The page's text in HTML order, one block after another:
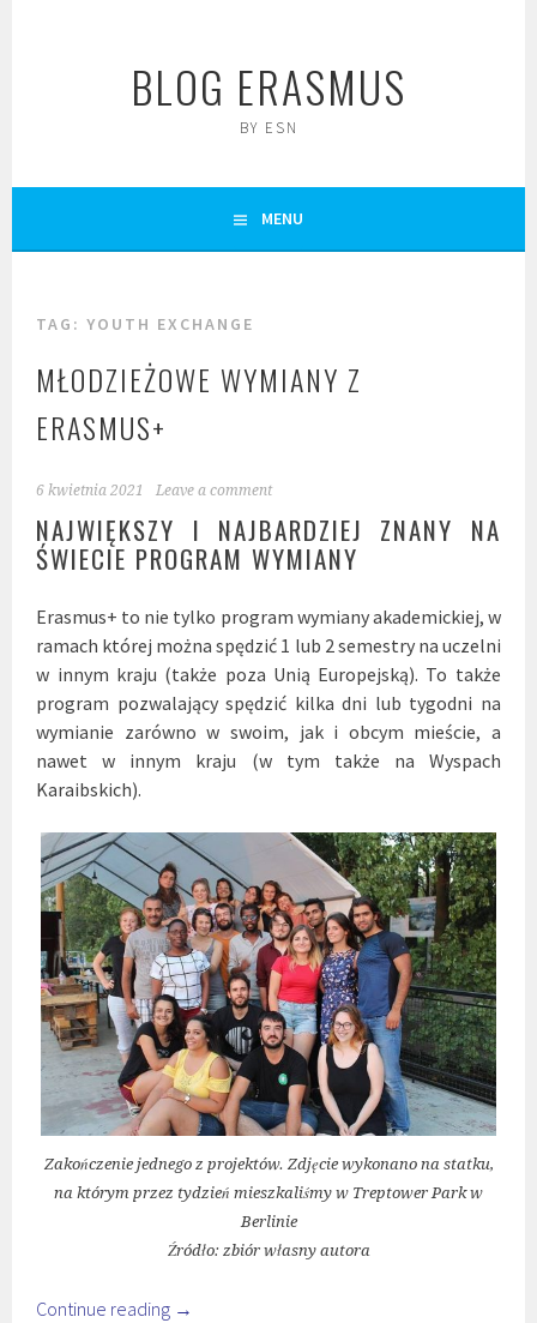
BLOG ERASMUS
BY ESN
MENU
TAG:YOUTH EXCHANGE
MŁODZIEŻOWE WYMIANY Z
ERASMUS+
6 kwietnia 2021 Leave a comment
NAJWIĘKSZY I NAJBARDZIEJ ZNANY NA
ŚWIECIE PROGRAM WYMIANY
Erasmus+ to nie tylko program wymiany akademickiej, w
ramach której można spędzić 1 lub 2 semestry na uczelni
w innym kraju (także poza Unią Europejską). To także
program pozwalający spędzić kilka dni lub tygodni na
wymianie zarówno w swoim, jak i obcym mieście, a
nawet w innym kraju (w tym także na Wyspach
Karaibskich).
Zakończenie jednego z projektów. Zdjęcie wykonano na statku,
na którym przez tydzień mieszkaliśmy w Treptower Park w
Berlinie
Źródło: zbiór własny autora
Continue reading →